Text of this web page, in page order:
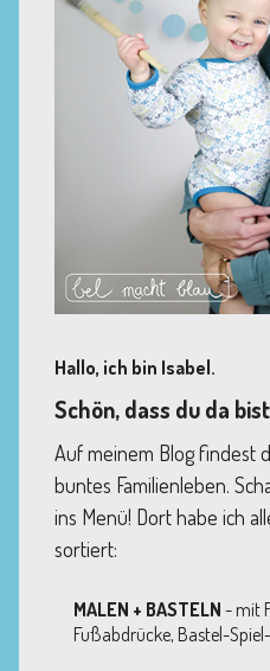
Hallo, ich bin Isabel.
Schön, dass du da
Auf meinem Blog findest
buntes Familienleben.
ins Menü! Dort habe ich
sortiert:
MALEN + BASTELN - mit
Fußabdrücke, Bastel-